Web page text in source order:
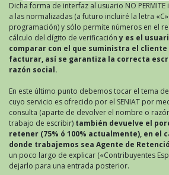
Dicha forma de interfaz al usuario NO
a las normalizadas (a futuro incluiré la letra
programación) y sólo permite números en el
cálculo del dígito de verificacióny es el
comparar con el que suministra el cliente
facturar, así se garantiza la correcta
razón social.
En este último punto debemos tocar el tema
cuyo servicio es ofrecido por el SENIAT por
consulta (aparte de devolver el nombre o
trabajo de escribir) también devuelve el
retener (75% ó 100% actualmente), en el
donde trabajemos sea Agente de
un poco largo de explicar («Contribuyentes
dejarlo para una entrada posterior.